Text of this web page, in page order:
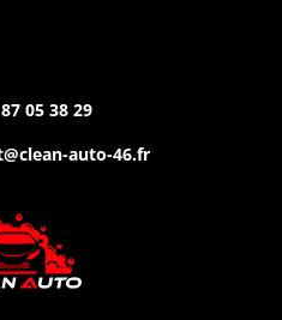
05 38 29
auto-46.fr